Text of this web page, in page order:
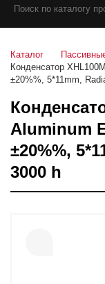
Каталог
Конденсатор
±20%%, 5*11mm,
Aluminum
±20%%,
3000 h